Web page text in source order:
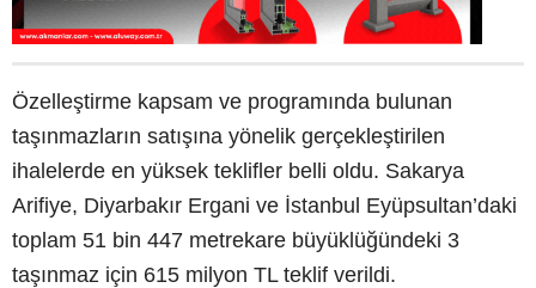
Özelleştirme kapsam ve programında bulunan
taşınmazların satışına yönelik gerçekleştirilen
ihalelerde en yüksek teklifler belli oldu. Sakarya
Arifiye, Diyarbakır Ergani ve İstanbul Eyüpsultan’daki
toplam 51 bin 447 metrekare büyüklüğündeki 3
taşınmaz için 615 milyon TL teklif verildi.